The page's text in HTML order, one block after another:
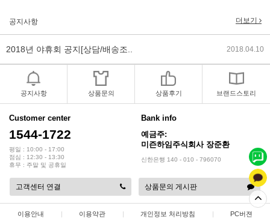
공지사항 더보기
2018년 야휴회 공지[상담/배송조.. 2018.04.10
2018년 모바일샵 리뉴얼 업데이.. 2018.04.10
2017년 미즌하임 리뉴얼 2017.03.06
공지사항 상품문의 상품후기 브랜드스토리
Customer center
1544-1722
평일 : 10:00 - 17:00
점심 : 12:30 - 13:30
휴무 : 주말 및 공휴일
Bank info
예금주:
미즌하임주식회사 장준환
신한은행 140 - 010 - 796070
고객센터 연결 상품문의 게시판
이용안내 | 이용약관 | 개인정보 처리방침 | PC버젼